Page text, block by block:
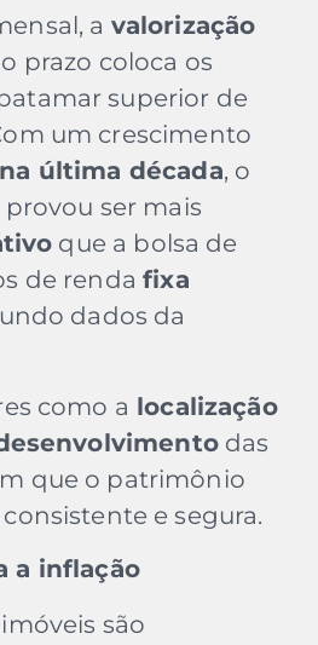
a valorização
prazo coloca os
superior de
um crescimento
na última década, o
ser mais
que a bolsa de
de rendafixa
dados da
como a localização
das
que o patrimônio
e segura.
a inflação
são